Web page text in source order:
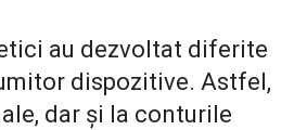
au dezvoltat diferite
dispozitive. Astfel,
dar și la conturile